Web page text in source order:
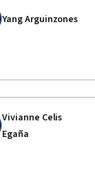
Yang Arguinzones
Vivianne Celis
Egaña